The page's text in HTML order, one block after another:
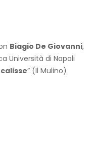
Biagio De Giovanni,
Università di Napoli
” (Il Mulino)